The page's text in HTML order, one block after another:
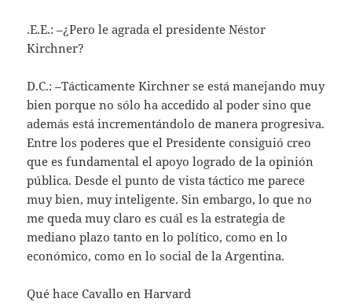
.E.E.: –¿Pero le agrada el presidente Néstor
Kirchner?
D.C.: –Tácticamente Kirchner se está manejando muy
bien porque no sólo ha accedido al poder sino que
además está incrementándolo de manera progresiva.
Entre los poderes que el Presidente consiguió creo
que es fundamental el apoyo logrado de la opinión
pública. Desde el punto de vista táctico me parece
muy bien, muy inteligente. Sin embargo, lo que no
me queda muy claro es cuál es la estrategia de
mediano plazo tanto en lo político, como en lo
económico, como en lo social de la Argentina.
Qué hace Cavallo en Harvard